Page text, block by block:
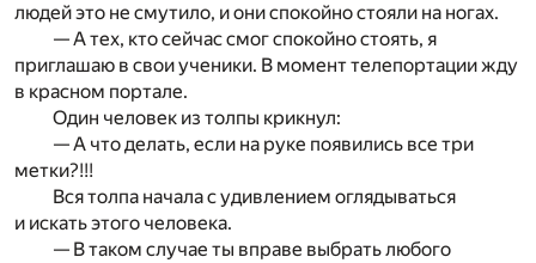
людей это не смутило, и они спокойно стояли на ногах.
— А тех, кто сейчас смог спокойно стоять, я
приглашаю в свои ученики. В момент телепортации жду
в красном портале.
Один человек из толпы крикнул:
— А что делать, если на руке появились все три
метки?!!!
Вся толпа начала с удивлением оглядываться
и искать этого человека.
— В таком случае ты вправе выбрать любого